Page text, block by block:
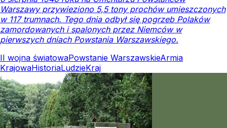
Warszawy przywieziono 5,5 tony prochów umieszczonych
w 117 trumnach. Tego dnia odbył się pogrzeb Polaków
zamordowanych i spalonych przez Niemców w
pierwszych dniach Powstania Warszawskiego.
II wojna światowaPowstanie WarszawskieArmia
KrajowaHistoriaLudzieKraj